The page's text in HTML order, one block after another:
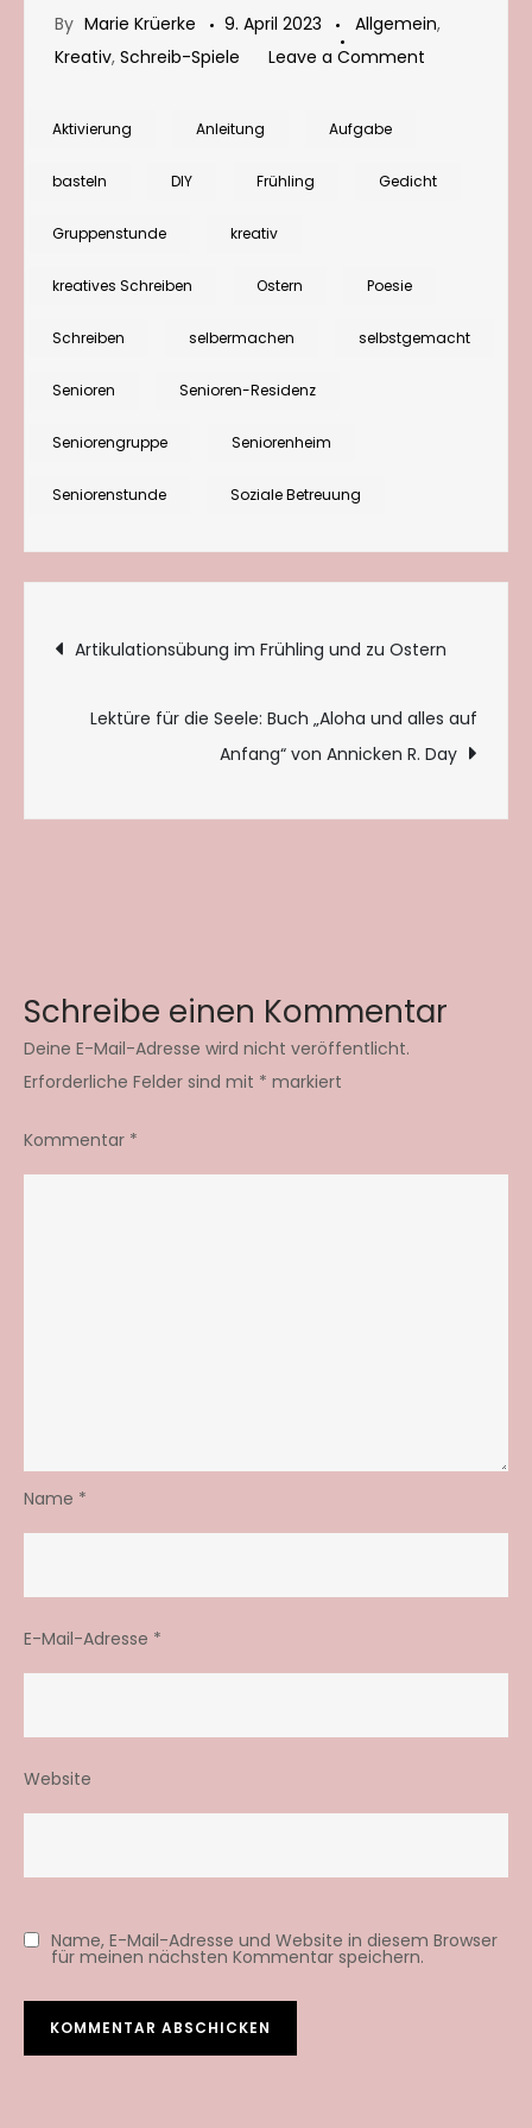
By Marie Krüerke 9. April 2023 Allgemein,
Kreativ, Schreib-Spiele Leave a Comment
mit
Aktivierung Anleitung Aufgabe
basteln DIY Frühling Gedicht
Gruppenstunde kreativ
kreatives Schreiben Ostern Poesie
Schreiben selbermachen selbstgemacht
Senioren Senioren-Residenz
Seniorengruppe Seniorenheim
Seniorenstunde Soziale Betreuung
Beitragsnavigation
Artikulationsübung im Frühling und zu Ostern
Lektüre für die Seele: Buch „Aloha und alles auf
Anfang“ von Annicken R. Day
Schreibe einen Kommentar
Deine E-Mail-Adresse wird nicht veröffentlicht.
Erforderliche Felder sind mit * markiert
Kommentar *
Name *
E-Mail-Adresse *
Website
Name, E-Mail-Adresse und Website in diesem Browser
für meinen nächsten Kommentar speichern.